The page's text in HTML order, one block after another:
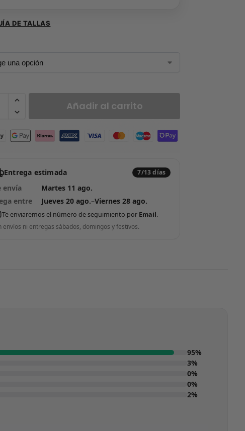
DE TALLAS
Añadir al carrito
Entrega estimada 7/13 días
envía
Martes 11 ago.
entre
Jueves 20 ago.–Viernes 28 ago.
Te enviaremos el número de seguimiento por Email.
envíos ni entregas sábados, domingos y festivos.
95%
3%
0%
0%
2%